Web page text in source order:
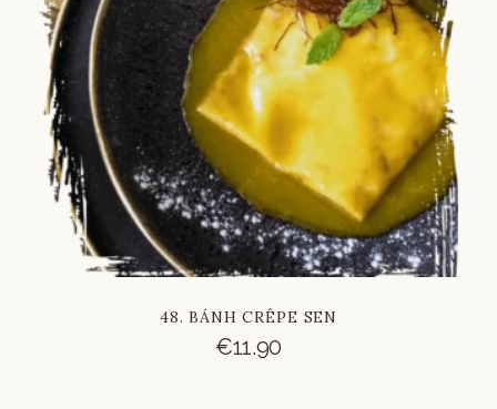
48. BÁNH CRÊPE SEN
€11.90